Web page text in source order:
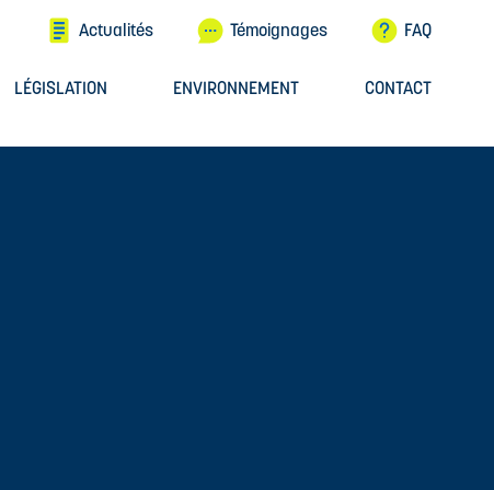
LÉGISLATION ENVIRONNEMENT CONTACT
Actualités Témoignages FAQ